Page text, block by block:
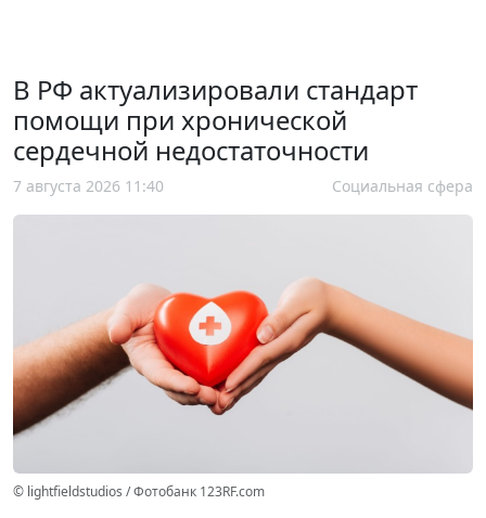
В РФ актуализировали стандарт
помощи при хронической
сердечной недостаточности
7 августа 2026 11:40 Социальная сфера
© lightfieldstudios / Фотобанк 123RF.com